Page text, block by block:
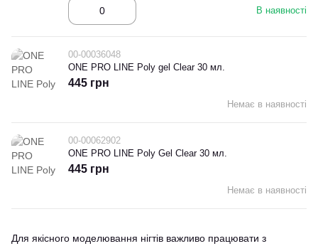
В наявності
00-00036048
ONE PRO LINE Poly gel Clear 30 мл.
Немає в наявності
445 грн
00-00062902
ONE PRO LINE Poly Gel Clear 30 мл.
Немає в наявності
445 грн
Для якісного моделювання нігтів важливо працювати з